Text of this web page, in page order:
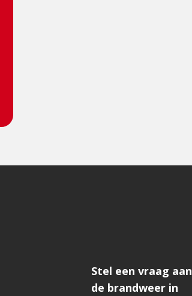
Stel een vraag aan
de brandweer in